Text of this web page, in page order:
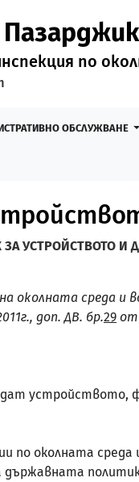
по
ОБСЛУЖВАНЕ
УСТРОЙСТВОТО И
околната среда и
доп. ДВ. бр.29 от
устройството,
по околната